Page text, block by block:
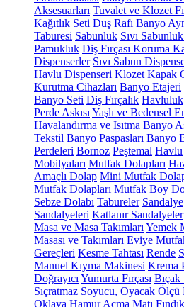
Aksesuarları Tuvalet ve Klozet
Kağıtlık Seti Duş Rafı Banyo
Taburesi Sabunluk Sıvı
Pamukluk Diş Fırçası Koruma
Dispenserler Sıvı Sabun
Havlu Dispenseri Klozet Kapak
Kurutma Cihazları Banyo Etajeri
Banyo Seti Diş Fırçalık Havluluk
Perde Askısı Yaşlı ve Bedensel
Havalandırma ve Isıtma Banyo
Tekstil Banyo Paspasları Banyo
Perdeleri Bornoz Peştemal Havlu
Mobilyaları Mutfak Dolapları
Amaçlı Dolap Mini Mutfak
Mutfak Dolapları Mutfak Boy
Sebze Dolabı Tabureler Sandalye
Sandalyeleri Katlanır Sandalyeler
Masa ve Masa Takımları Yemek
Masası ve Takımları Eviye
Gereçleri Kesme Tahtası Rende
Manuel Kıyma Makinesi Krema
Doğrayıcı Yumurta Fırçası Bıçak
Sıçratmaz Soyucu, Oyacak Ölçü
Oklava Hamur Açma Matı